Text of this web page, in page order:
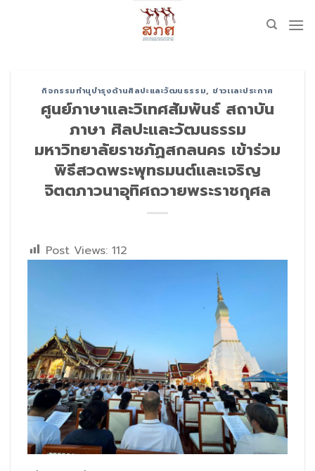
กิจกรรมทำนุบำรุงด้านศิลปะและวัฒนธรรม, ข่าวเเละประกาศ
ศูนย์ภาษาและวิเทศสัมพันธ์ สถาบัน
ภาษา ศิลปะและวัฒนธรรม
มหาวิทยาลัยราชภัฏสกลนคร เข้าร่วม
พิธีสวดพระพุทธมนต์และเจริญ
จิตตภาวนาอุทิศถวายพระราชกุศล
Post Views: 112